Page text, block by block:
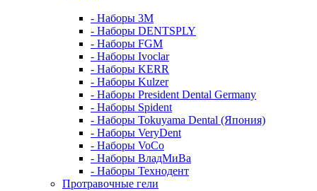
- Наборы 3М
- Наборы DENTSPLY
- Наборы FGM
- Наборы Ivoclar
- Наборы KERR
- Наборы Kulzer
- Наборы President Dental Germany
- Наборы Spident
- Наборы Tokuyama Dental (Япония)
- Наборы VeryDent
- Наборы VoCo
- Наборы ВладМиВа
- Наборы Технодент
Протравочные гели